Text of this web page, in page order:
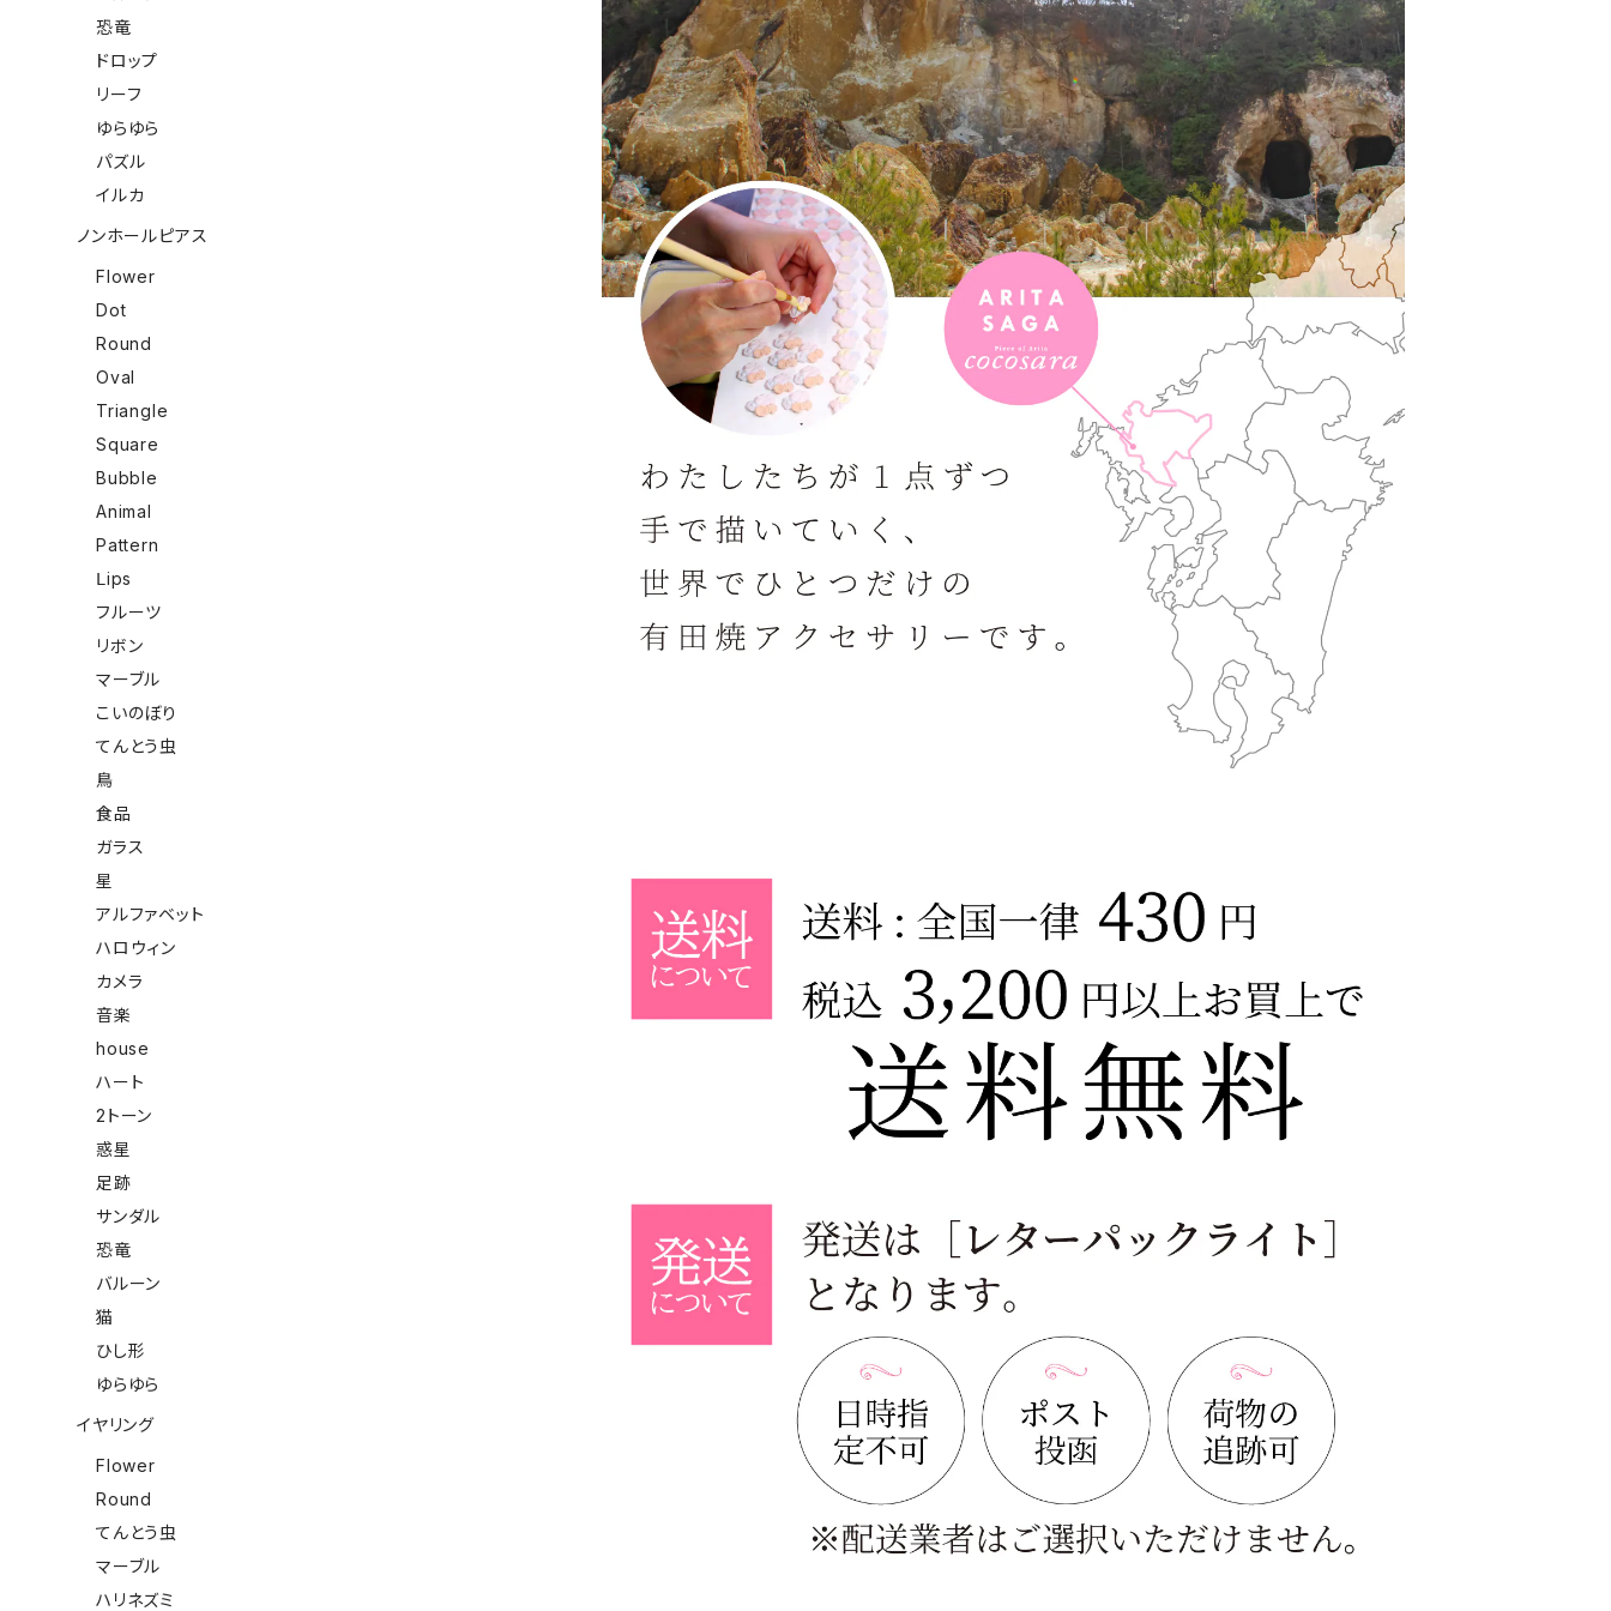
恐竜
ドロップ
リーフ
ゆらゆら
パズル
イルカ
ノンホールピアス
Flower
Dot
Round
Oval
Triangle
Square
Bubble
Animal
Pattern
Ⅼips
フルーツ
リボン
マーブル
こいのぼり
てんとう虫
鳥
食品
ガラス
星
アルファベット
ハロウィン
カメラ
音楽
house
ハート
2トーン
惑星
足跡
サンダル
恐竜
バルーン
猫
ひし形
ゆらゆら
イヤリング
Flower
Round
てんとう虫
マーブル
ハリネズミ